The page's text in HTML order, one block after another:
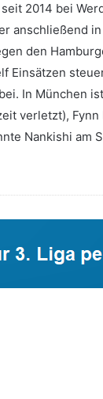
2014 bei
anschließend
den
Einsätzen
In München
verletzt),
Nankishi am